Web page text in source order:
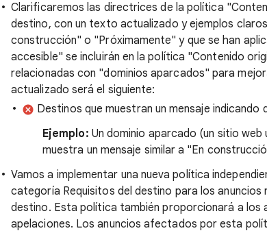
Clarificaremos las directrices de la política
destino, con un texto actualizado y ejemplos
construcción" o "Próximamente" y que se han
accesible" se incluirán en la política "Contenido
relacionadas con "dominios aparcados" para
actualizado será el siguiente:
Destinos que muestran un mensaje
Ejemplo: Un dominio aparcado (un sitio
muestra un mensaje similar a "En
Vamos a implementar una nueva política
categoría Requisitos del destino para los
destino. Esta política también proporcionará a los
apelaciones. Los anuncios afectados por esta